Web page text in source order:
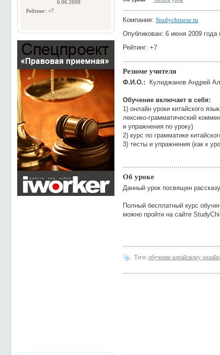
6.06.2009
Рейтинг: +7
Компания: Studychinese.ru
Опубликован: 6 июня 2009 года
Рейтинг: +7
Резюме учителя
Ф.И.О.: Кулиджанов Андрей
Обучение включает в себя:
1) онлайн уроки китайского
лексико-грамматический
и упражнения по уроку)
2) курс по грамматике
3) тесты и упражнения (как к
Об уроке
Данный урок посвящен
Полный бесплатный курс
можно пройти на сайте
Теги: обучение китайскому онлайн